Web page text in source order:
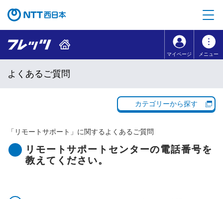
コンテンツのリンクナビゲーションへ移動
マイページ メニュー
よくあるご質問
カテゴリーから探す
「 リモートサポート 」に関するよくあるご質問
リモートサポートセンターの電話番号を
教えてください。